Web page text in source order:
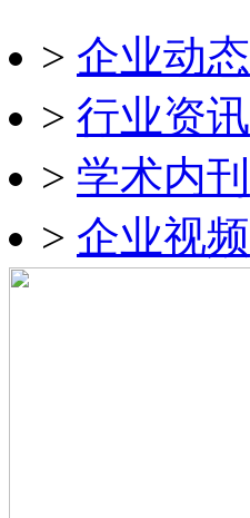
> 企业动态
> 行业资讯
> 学术内刊
> 企业视频